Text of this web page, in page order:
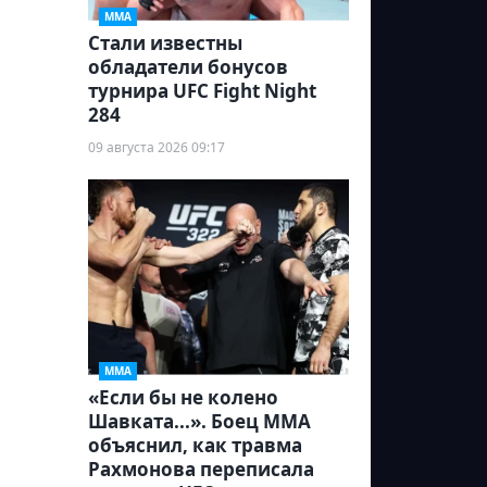
ММА
Стали известны
обладатели бонусов
турнира UFC Fight Night
284
09 августа 2026 09:17
ММА
«Если бы не колено
Шавката...». Боец ММА
объяснил, как травма
Рахмонова переписала